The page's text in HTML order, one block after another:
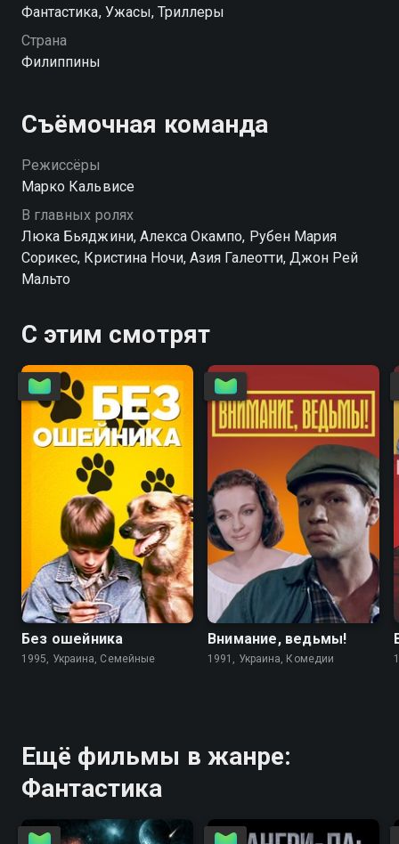
ее подарок неожиданно стирает границы между
реальностью и виртуальными иллюзиями.
Фантастика, Ужасы, Триллеры
Страна
Филиппины
Съёмочная команда
Режиссёры
Марко Кальвисе
В главных ролях
Люка Бьяджини, Алекса Окампо, Рубен Мария
Сорикес, Кристина Ночи, Азия Галеотти, Джон Рей
Мальто
С этим смотрят
6.7 4.6
Без ошейника
1995, Украина, Семейные
5.6
Внимание, ведьмы!
1991, Украина, Комедии
Ещё фильмы в жанре:
Фантастика